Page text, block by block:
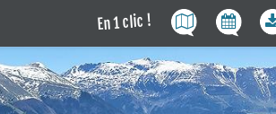
En 1 clic !